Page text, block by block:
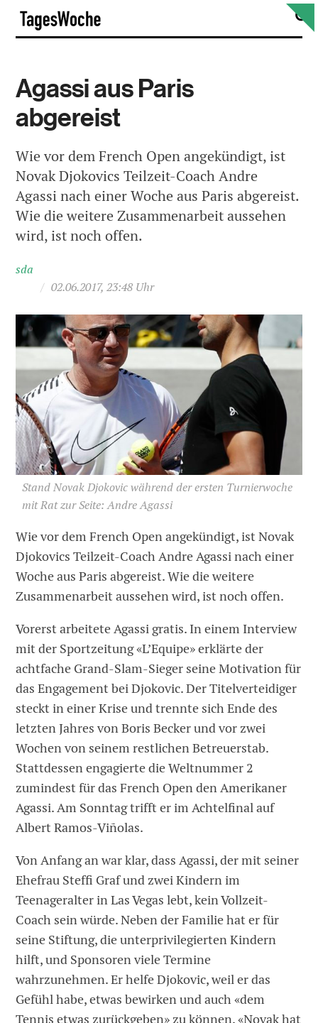
Skip
content
Agassi aus Paris
abgereist
Wie vor dem French Open angekündigt, ist
Novak Djokovics Teilzeit-Coach Andre
Agassi nach einer Woche aus Paris abgereist.
Wie die weitere Zusammenarbeit aussehen
wird, ist noch offen.
sda
/ 02.06.2017, 23:48 Uhr
Stand Novak Djokovic während der ersten Turnierwoche
mit Rat zur Seite: Andre Agassi
Wie vor dem French Open angekündigt, ist Novak
Djokovics Teilzeit-Coach Andre Agassi nach einer
Woche aus Paris abgereist. Wie die weitere
Zusammenarbeit aussehen wird, ist noch offen.
Vorerst arbeitete Agassi gratis. In einem Interview
mit der Sportzeitung «L’Equipe» erklärte der
achtfache Grand-Slam-Sieger seine Motivation für
das Engagement bei Djokovic. Der Titelverteidiger
steckt in einer Krise und trennte sich Ende des
letzten Jahres von Boris Becker und vor zwei
Wochen von seinem restlichen Betreuerstab.
Stattdessen engagierte die Weltnummer 2
zumindest für das French Open den Amerikaner
Agassi. Am Sonntag trifft er im Achtelfinal auf
Albert Ramos-Viñolas.
Von Anfang an war klar, dass Agassi, der mit seiner
Ehefrau Steffi Graf und zwei Kindern im
Teenageralter in Las Vegas lebt, kein Vollzeit-
Coach sein würde. Neben der Familie hat er für
seine Stiftung, die unterprivilegierten Kindern
hilft, und Sponsoren viele Termine
wahrzunehmen. Er helfe Djokovic, weil er das
Gefühl habe, etwas bewirken und auch «dem
Tennis etwas zurückgeben» zu können. «Novak hat